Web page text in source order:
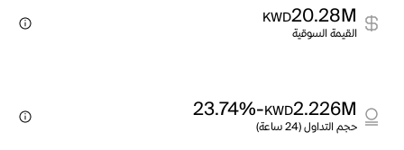
20.28M
KWD
القيمة السوقية
2.226M
KWD
-23.74%
حجم التداول (24 ساعة)